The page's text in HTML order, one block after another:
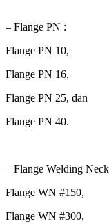
– Flange PN :
Flange PN 10,
Flange PN 16,
Flange PN 25, dan
Flange PN 40.
– Flange Welding
Flange WN #150,
Flange WN #300,